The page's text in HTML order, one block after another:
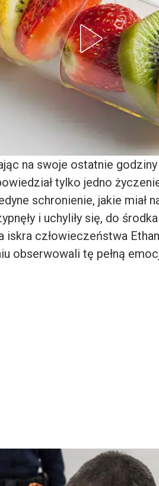
na swoje ostatnie
tylko jedno
schronienie, jakie miał
i uchyliły się, do
człowieczeństwa
obserwowali tę pełną